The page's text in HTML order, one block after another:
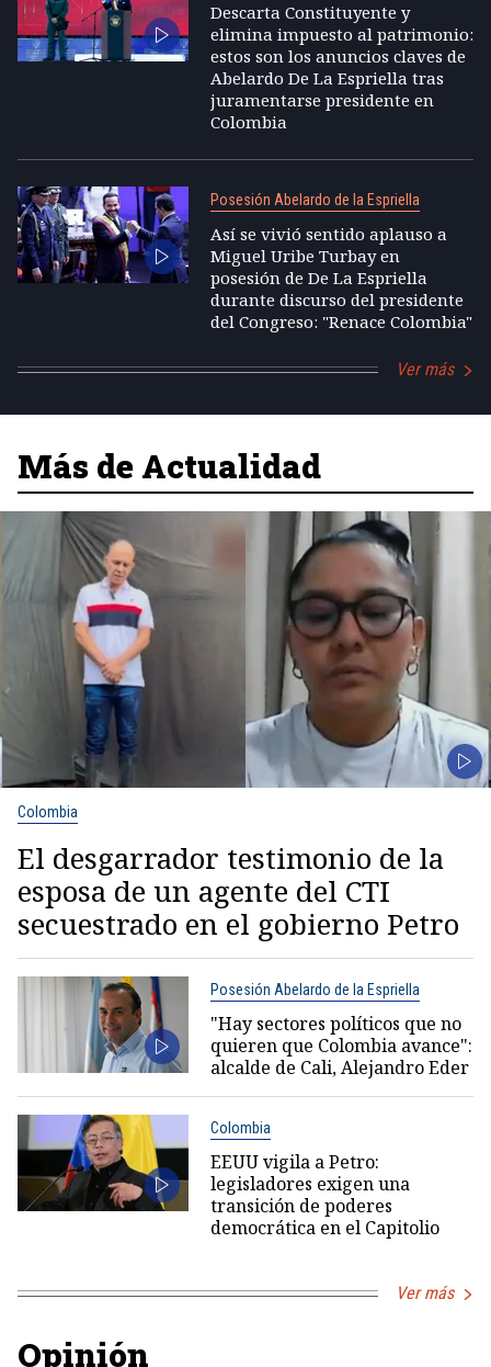
Descarta Constituyente y
elimina impuesto al patrimonio:
estos son los anuncios claves de
Abelardo De La Espriella tras
juramentarse presidente en
Colombia
Posesión Abelardo de la Espriella
Así se vivió sentido aplauso a
Miguel Uribe Turbay en
posesión de De La Espriella
durante discurso del presidente
del Congreso: "Renace Colombia"
Ver más
Más de Actualidad
Colombia
El desgarrador testimonio de la
esposa de un agente del CTI
secuestrado en el gobierno Petro
Posesión Abelardo de la Espriella
"Hay sectores políticos que no
quieren que Colombia avance":
alcalde de Cali, Alejandro Eder
Colombia
EEUU vigila a Petro:
legisladores exigen una
transición de poderes
democrática en el Capitolio
Ver más
Opinión